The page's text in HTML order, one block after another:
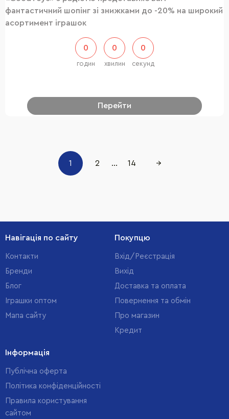
фантастичний шопінг зі знижками до -20% на широкий
асортимент іграшок
0
годин
0
хвилин
0
секунд
Перейти
1 2 ... 14 →
Навігація по сайту
Контакти
Бренди
Блог
Іграшки оптом
Мапа сайту
Покупцю
Вхід/Реєстрація
Вихід
Доставка та оплата
Повернення та обмін
Про магазин
Кредит
Інформація
Публічна оферта
Політика конфіденційності
Правила користування
сайтом